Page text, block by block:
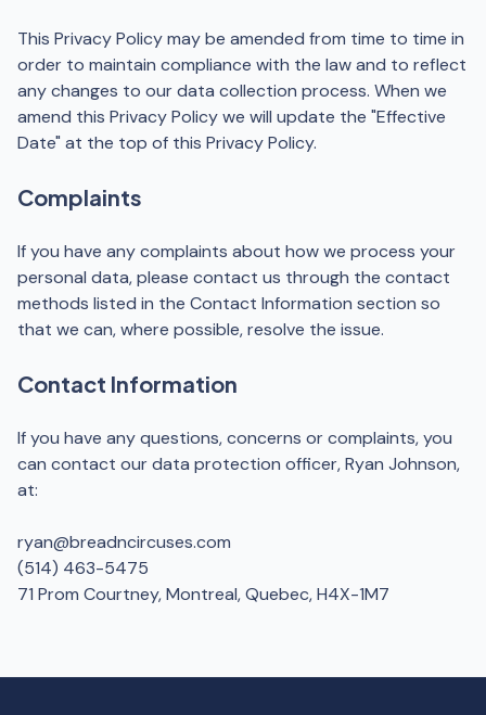
This Privacy Policy may be amended from time to time in
order to maintain compliance with the law and to reflect
any changes to our data collection process. When we
amend this Privacy Policy we will update the "Effective
Date" at the top of this Privacy Policy.
Complaints
If you have any complaints about how we process your
personal data, please contact us through the contact
methods listed in the Contact Information section so
that we can, where possible, resolve the issue.
Contact Information
If you have any questions, concerns or complaints, you
can contact our data protection officer, Ryan Johnson,
at:
ryan@breadncircuses.com
(514) 463-5475
71 Prom Courtney, Montreal, Quebec, H4X-1M7